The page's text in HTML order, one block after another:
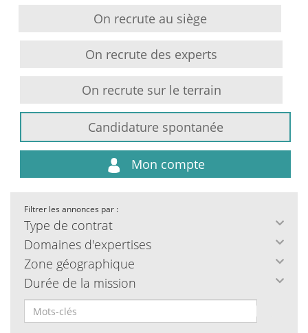
On recrute au siège
On recrute des experts
On recrute sur le terrain
Candidature spontanée
Mon compte
Filtrer les annonces par :
Type de contrat
Domaines d'expertises
Zone géographique
Durée de la mission